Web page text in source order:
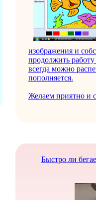
изображения и
продолжить
всегда можно
пополняется.
Желаем приятно и
Быстро ли